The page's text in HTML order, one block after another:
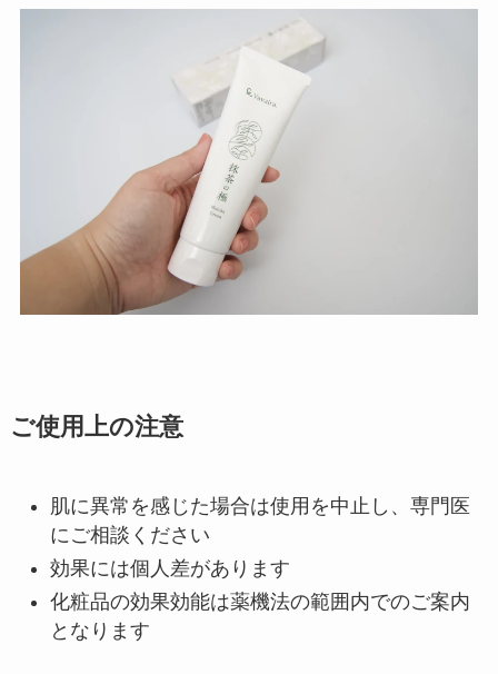
ご使用上の注意
肌に異常を感じた場合は使用を中止し、専門医
にご相談ください
効果には個人差があります
化粧品の効果効能は薬機法の範囲内でのご案内
となります